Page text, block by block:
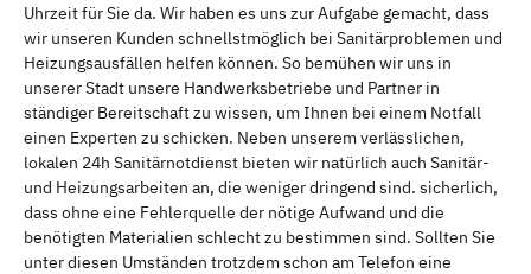
Uhrzeit für Sie da. Wir haben es uns zur Aufgabe gemacht, dass
wir unseren Kunden schnellstmöglich bei Sanitärproblemen und
Heizungsausfällen helfen können. So bemühen wir uns in
unserer Stadt unsere Handwerksbetriebe und Partner in
ständiger Bereitschaft zu wissen, um Ihnen bei einem Notfall
einen Experten zu schicken. Neben unserem verlässlichen,
lokalen 24h Sanitärnotdienst bieten wir natürlich auch Sanitär-
und Heizungsarbeiten an, die weniger dringend sind. sicherlich,
dass ohne eine Fehlerquelle der nötige Aufwand und die
benötigten Materialien schlecht zu bestimmen sind. Sollten Sie
unter diesen Umständen trotzdem schon am Telefon eine